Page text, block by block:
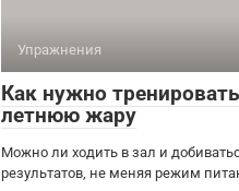
Упражнения
Как нужно
летнюю жару
Можно ли ходить в зал и
результатов, не меняя режим